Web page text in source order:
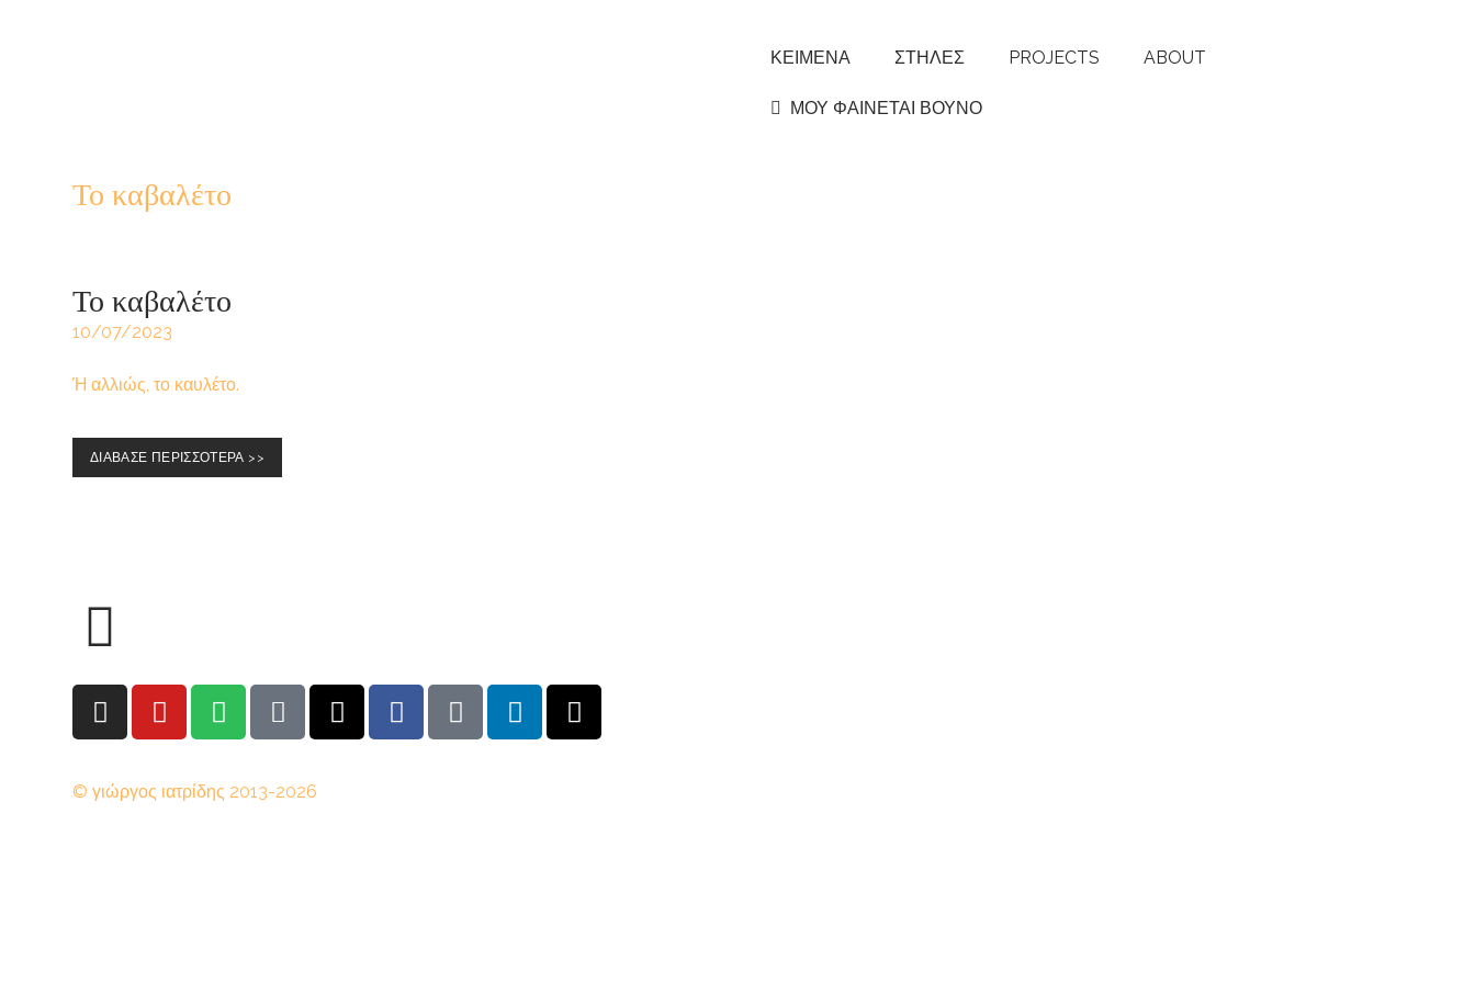
ΚΕΙΜΕΝΑ ΣΤΗΛΕΣ PROJECTS ABOUT
ΜΟΥ ΦΑΙΝΕΤΑΙ ΒΟΥΝΟ
Το καβαλέτο
Το καβαλέτο
10/07/2023
Ή αλλιώς, το καυλέτο.
ΔΙΑΒΑΣΕ ΠΕΡΙΣΣΟΤΕΡΑ >>
© γιώργος ιατρίδης 2013-2026